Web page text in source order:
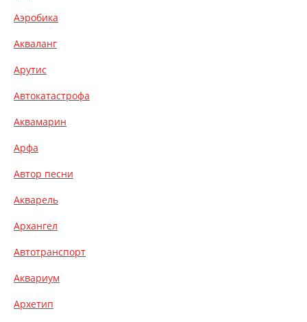
Аэробика
Акваланг
Арутис
Автокатастрофа
Аквамарин
Арфа
Автор песни
Акварель
Архангел
Автотранспорт
Аквариум
Архетип